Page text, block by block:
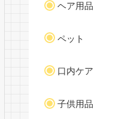
ヘア用品
ペット
口内ケア
子供用品